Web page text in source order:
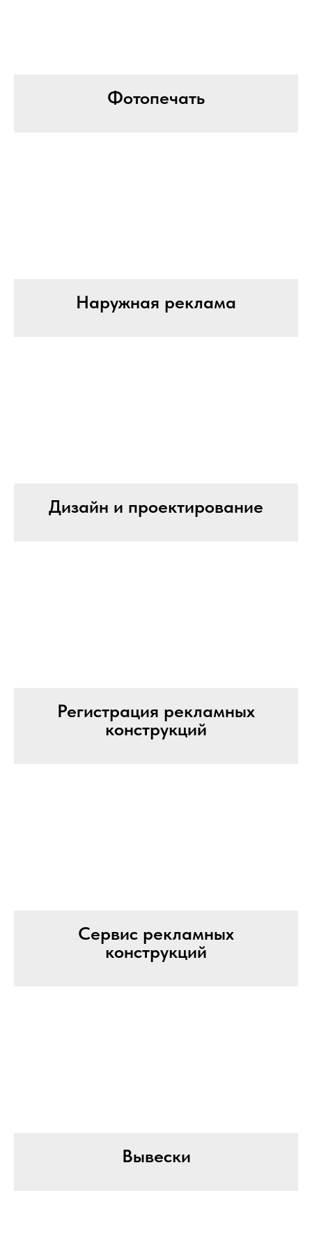
Фотопечать
Наружная реклама
Дизайн и проектирование
Регистрация рекламных
конструкций
Сервис рекламных
конструкций
Вывески